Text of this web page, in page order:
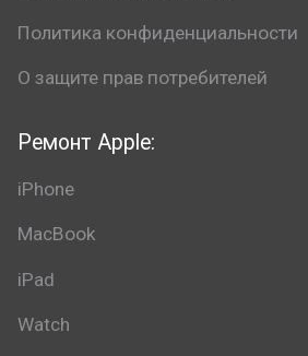
Ремонт Apple:
iPhone
MacBook
iPad
Watch
Политика конфиденциальности
О защите прав потребителей